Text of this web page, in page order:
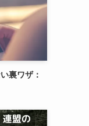
裏ワザ：